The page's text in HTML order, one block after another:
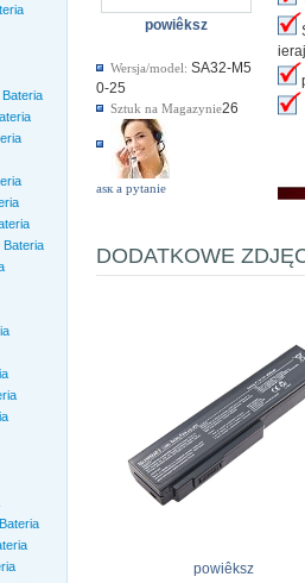
Bateria
powiêksz
Wersja/model: SA32-M5
0-25
Sztuk na Magazynie26
аsк а pytanie
DODATKOWE
powiêksz